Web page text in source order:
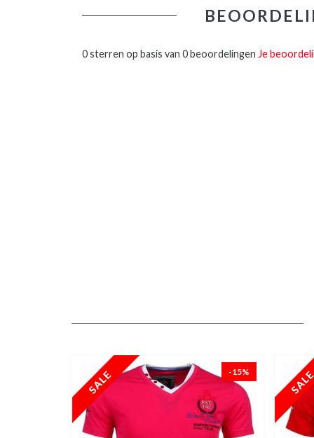
0 sterren op basis van 0 beoordelingen Je
-15%